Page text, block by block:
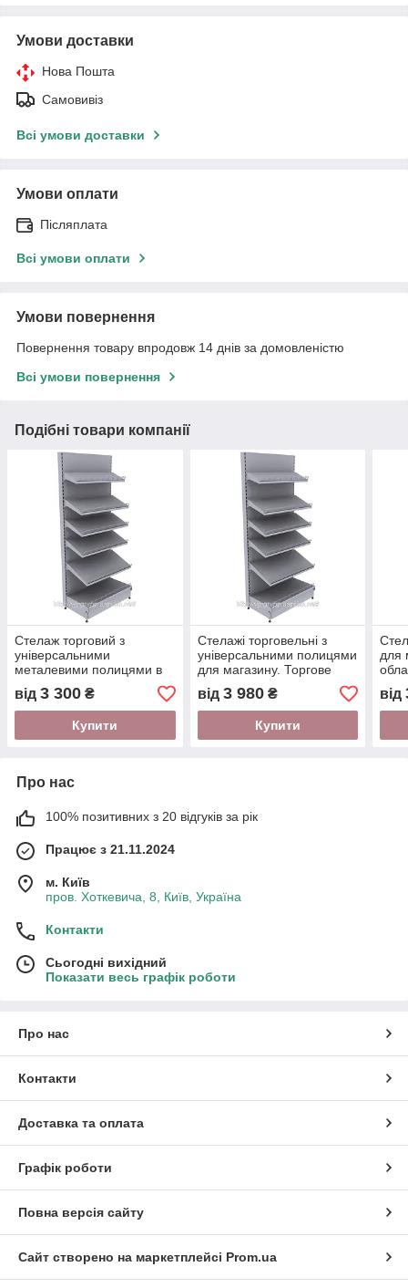
Умови доставки
Нова Пошта
Самовивіз
Всі умови доставки
Умови оплати
Післяплата
Всі умови оплати
Умови повернення
Повернення товару впродовж 14 днів за домовленістю
Всі умови повернення
Подібні товари компанії
Стелаж торговий з
універсальними
металевими полицями в
магазин. Торгове
обладнання WIKO (ВіКО)
від 3 300 ₴
Купити
Стелажі торговельні з
універсальними полицями
для магазину. Торгове
обладнання WIKO (ВіКО)
від 3 980₴
Купити
для
від
Про нас
100% позитивних з 20 відгуків за рік
Працює з 21.11.2024
м. Київ
пров. Хоткевича, 8, Київ, Україна
Контакти
Сьогодні вихідний
Показати весь графік роботи
Про нас
Контакти
Доставка та оплата
Графік роботи
Повна версія сайту
Сайт створено на маркетплейсі Prom.ua